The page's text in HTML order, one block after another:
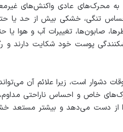
عادی واکنش‌های
تنگی، خشکی بیش از حد یا
صابون‌ها، تغییرات آب و هوا
پوست خود شکایت دارند و
است، زیرا علائم آن می‌تواند
خاص و احساس ناراحتی
از دست می‌دهد و بیشتر مستعد